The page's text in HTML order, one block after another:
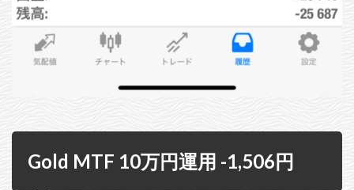
Gold MTF 10万円運用 -1,506円